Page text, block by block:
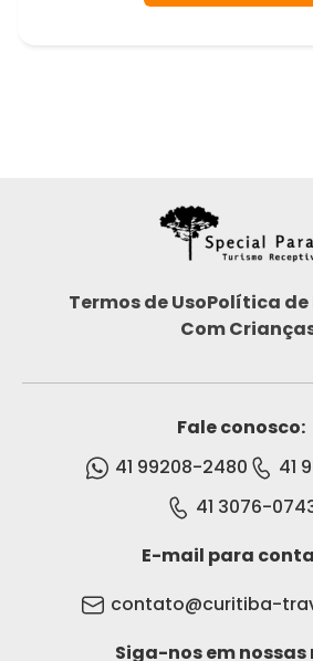
Termos de UsoPolítica
Com
Fale conosco:
41 99208-2480
41
41 3076-
E-mail para
contato@curitiba-
Siga-nos em nossas